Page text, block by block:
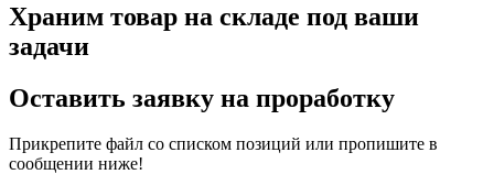
Храним товар на складе под ваши
задачи
Оставить заявку на проработку
Прикрепите файл со списком позиций или пропишите в
сообщении ниже!